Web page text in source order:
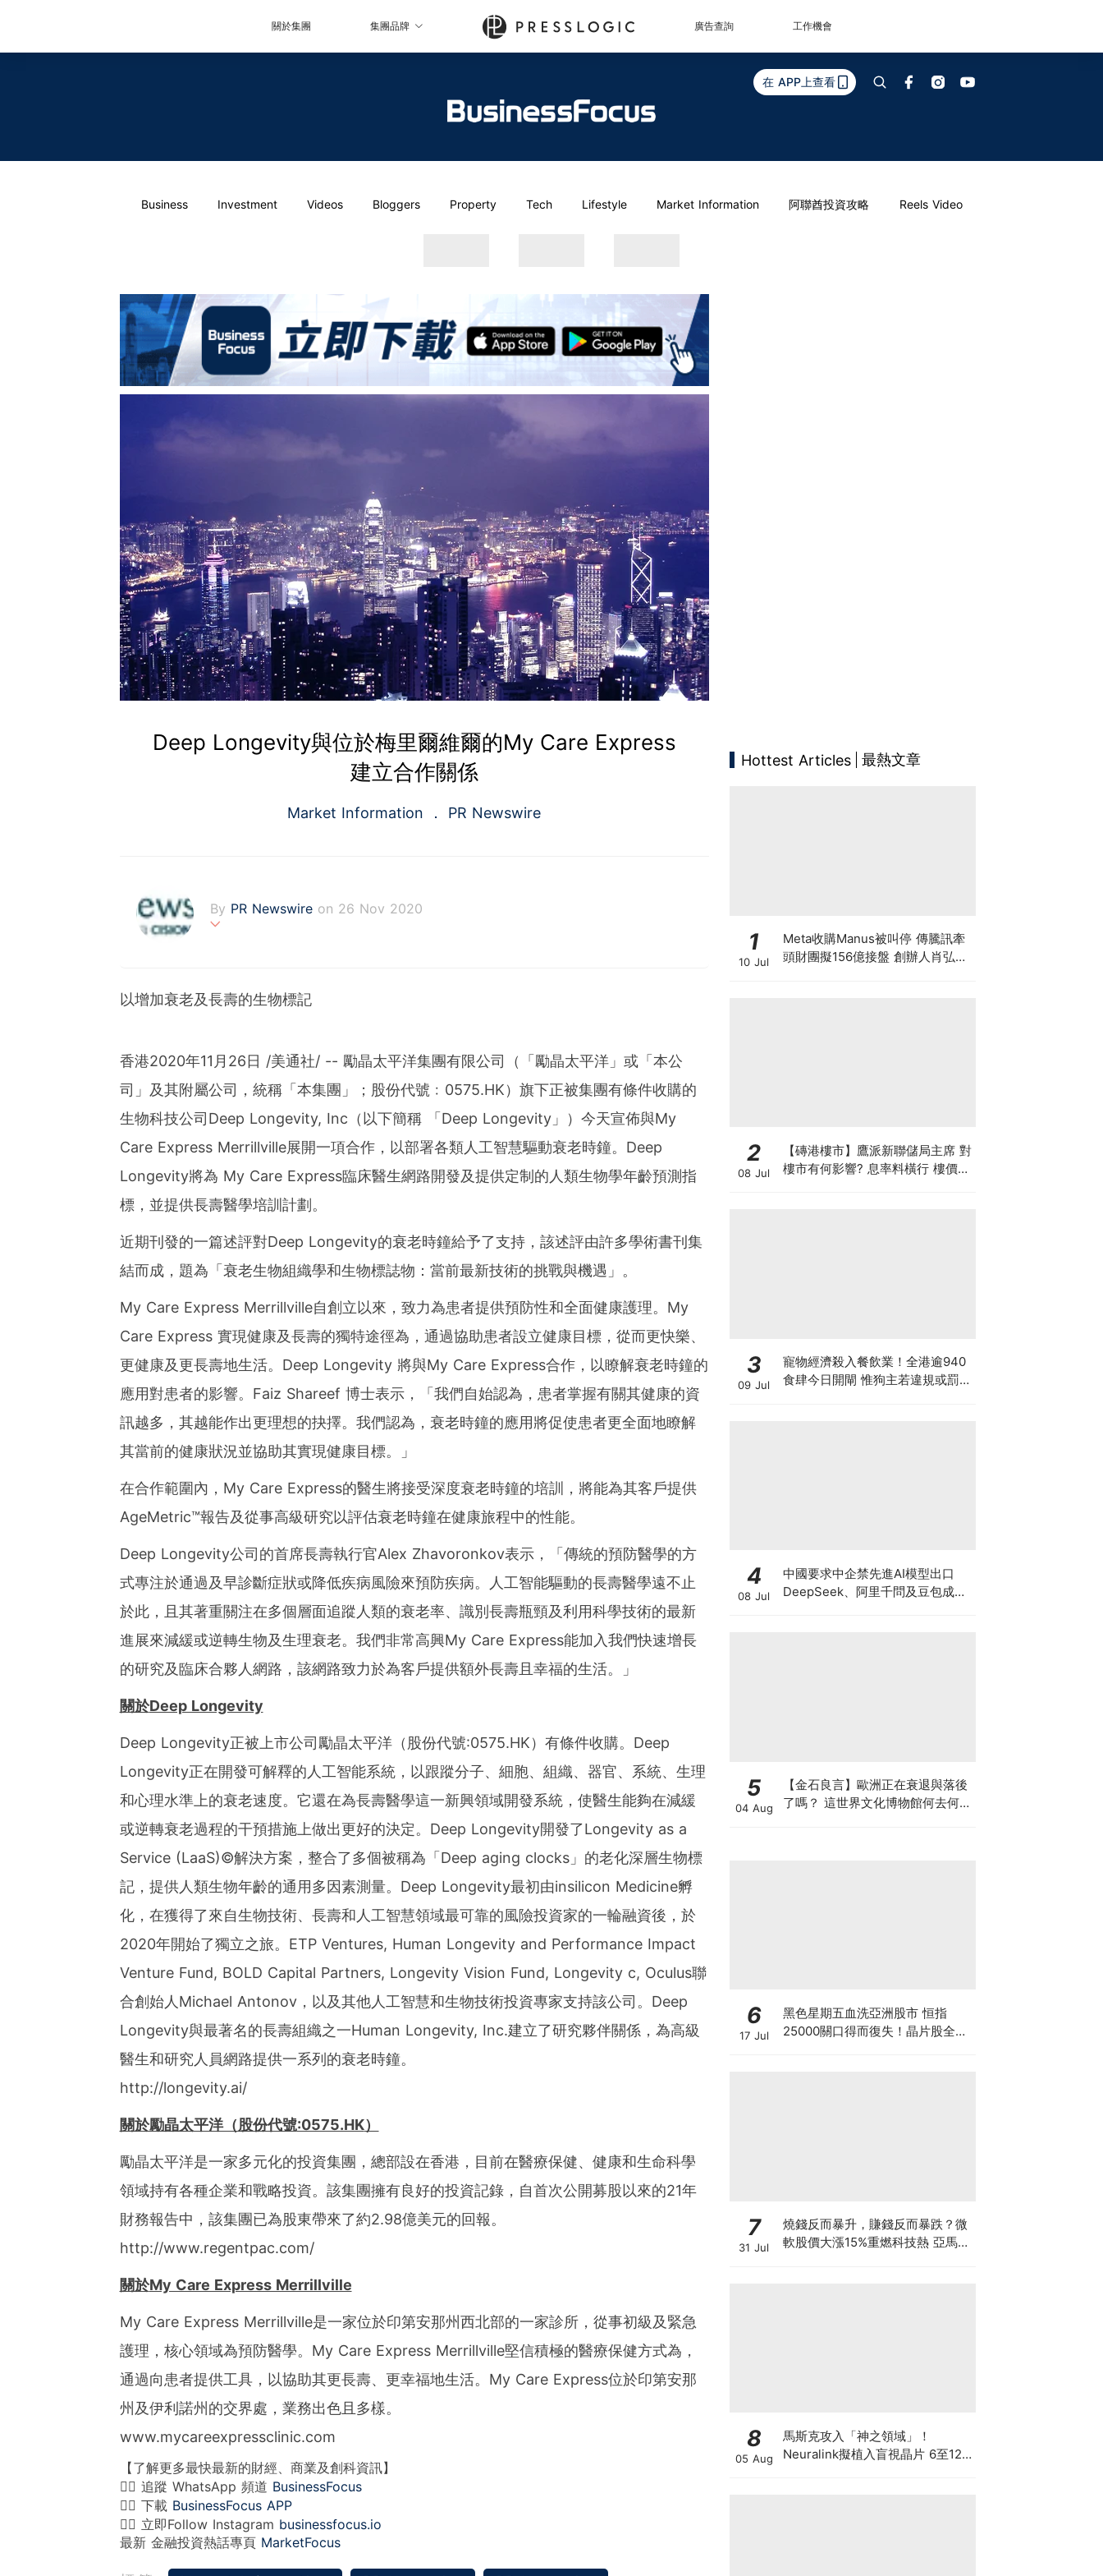
關於集團 集團品牌 廣告查詢 工作機會
在 APP上查看
Business Investment Videos Bloggers Property Tech Lifestyle Market Information 阿聯酋投資攻略 Reels Video
Deep Longevity與位於梅里爾維爾的My Care Express
建立合作關係
Market Information PR Newswire
By PR Newswire on 26 Nov 2020
marketers, corporate communicators and investor relations professionals le
verage to engage key audiences. Having pioneered the commercial news di
t across traditional, digital, mobile and social channels. Combining the worl
comprehensive workflow tools and platforms, PR Newswire powers the stor
ies of organizations around the world. PR Newswire serves tens of thousan
ds of clients from offices in the Americas, Europe, Middle East, Africa and
Asia-Pacific regions.
以增加衰老及長壽的生物標記
香港2020年11月26日 /美通社/ -- 勵晶太平洋集團有限公司（「勵晶太平洋」或「本公
司」及其附屬公司，統稱「本集團」；股份代號﹕0575.HK）旗下正被集團有條件收購的
生物科技公司Deep Longevity, Inc（以下簡稱 「Deep Longevity」）今天宣佈與My
Care Express Merrillville展開一項合作，以部署各類人工智慧驅動衰老時鐘。Deep
Longevity將為 My Care Express臨床醫生網路開發及提供定制的人類生物學年齡預測指
標，並提供長壽醫學培訓計劃。
近期刊發的一篇述評對Deep Longevity的衰老時鐘給予了支持，該述評由許多學術書刊集
結而成，題為「衰老生物組織學和生物標誌物：當前最新技術的挑戰與機遇」。
My Care Express Merrillville自創立以來，致力為患者提供預防性和全面健康護理。My
Care Express 實現健康及長壽的獨特途徑為，通過協助患者設立健康目標，從而更快樂、
更健康及更長壽地生活。Deep Longevity 將與My Care Express合作，以瞭解衰老時鐘的
應用對患者的影響。Faiz Shareef 博士表示，「我們自始認為，患者掌握有關其健康的資
訊越多，其越能作出更理想的抉擇。我們認為，衰老時鐘的應用將促使患者更全面地瞭解
其當前的健康狀況並協助其實現健康目標。」
在合作範圍內，My Care Express的醫生將接受深度衰老時鐘的培訓，將能為其客戶提供
AgeMetric™報告及從事高級研究以評估衰老時鐘在健康旅程中的性能。
Deep Longevity公司的首席長壽執行官Alex Zhavoronkov表示，「傳統的預防醫學的方
式專注於通過及早診斷症狀或降低疾病風險來預防疾病。人工智能驅動的長壽醫學遠不止
於此，且其著重關注在多個層面追蹤人類的衰老率、識別長壽瓶頸及利用科學技術的最新
進展來減緩或逆轉生物及生理衰老。我們非常高興My Care Express能加入我們快速增長
的研究及臨床合夥人網路，該網路致力於為客戶提供額外長壽且幸福的生活。」
關於Deep Longevity
Deep Longevity正被上市公司勵晶太平洋（股份代號:0575.HK）有條件收購。Deep
Longevity正在開發可解釋的人工智能系統，以跟蹤分子、細胞、組織、器官、系統、生理
和心理水準上的衰老速度。它還在為長壽醫學這一新興領域開發系統，使醫生能夠在減緩
或逆轉衰老過程的干預措施上做出更好的決定。Deep Longevity開發了Longevity as a
Service (LaaS)©解決方案，整合了多個被稱為「Deep aging clocks」的老化深層生物標
記，提供人類生物年齡的通用多因素測量。Deep Longevity最初由insilicon Medicine孵
化，在獲得了來自生物技術、長壽和人工智慧領域最可靠的風險投資家的一輪融資後，於
2020年開始了獨立之旅。ETP Ventures, Human Longevity and Performance Impact
Venture Fund, BOLD Capital Partners, Longevity Vision Fund, Longevity c, Oculus聯
合創始人Michael Antonov，以及其他人工智慧和生物技術投資專家支持該公司。Deep
Longevity與最著名的長壽組織之一Human Longevity, Inc.建立了研究夥伴關係，為高級
醫生和研究人員網路提供一系列的衰老時鐘。
http://longevity.ai/
關於勵晶太平洋（股份代號:0575.HK）
勵晶太平洋是一家多元化的投資集團，總部設在香港，目前在醫療保健、健康和生命科學
領域持有各種企業和戰略投資。該集團擁有良好的投資記錄，自首次公開募股以來的21年
財務報告中，該集團已為股東帶來了約2.98億美元的回報。
http://www.regentpac.com/
關於My Care Express Merrillville
My Care Express Merrillville是一家位於印第安那州西北部的一家診所，從事初級及緊急
護理，核心領域為預防醫學。My Care Express Merrillville堅信積極的醫療保健方式為，
通過向患者提供工具，以協助其更長壽、更幸福地生活。My Care Express位於印第安那
州及伊利諾州的交界處，業務出色且多樣。
www.mycareexpressclinic.com
【了解更多最快最新的財經、商業及創科資訊】
👉🏻 追蹤 WhatsApp 頻道 BusinessFocus
👉🏻 下載 BusinessFocus APP
👉🏻 立即Follow Instagram businessfocus.io
最新 金融投資熱話專頁 MarketFocus
Hottest Articles 最熱文章
1
10 Jul
Meta收購Manus被叫停 傳騰訊牽
頭財團擬156億接盤 創辦人肖弘遭
2
08 Jul
【磚港樓市】鷹派新聯儲局主席 對
樓市有何影響? 息率料橫行 樓價或
3
09 Jul
寵物經濟殺入餐飲業！全港逾940
食肆今日開閘 惟狗主若違規或罰款
4
08 Jul
中國要求中企禁先進AI模型出口
DeepSeek、阿里千問及豆包成保
5
04 Aug
【金石良言】歐洲正在衰退與落後
了嗎？ 這世界文化博物館何去何
6
17 Jul
黑色星期五血洗亞洲股市 恒指
25000關口得而復失！晶片股全線
7
31 Jul
燒錢反而暴升，賺錢反而暴跌？微
軟股價大漲15%重燃科技熱 亞馬遜
8
05 Aug
馬斯克攻入「神之領域」！
Neuralink擬植入盲視晶片 6至12